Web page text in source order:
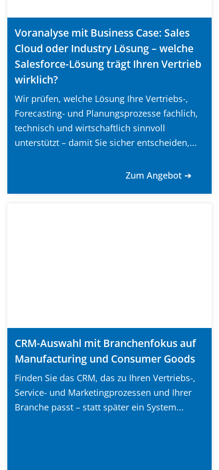
Voranalyse mit Business Case: Sales
Cloud oder Industry Lösung – welche
Salesforce-Lösung trägt Ihren Vertrieb
wirklich?
Wir prüfen, welche Lösung Ihre Vertriebs-,
Forecasting- und Planungsprozesse fachlich,
technisch und wirtschaftlich sinnvoll
unterstützt – damit Sie sicher entscheiden,...
Zum Angebot ➔
CRM-Auswahl mit Branchenfokus auf
Manufacturing und Consumer Goods
Finden Sie das CRM, das zu Ihren Vertriebs-,
Service- und Marketingprozessen und Ihrer
Branche passt – statt später ein System...